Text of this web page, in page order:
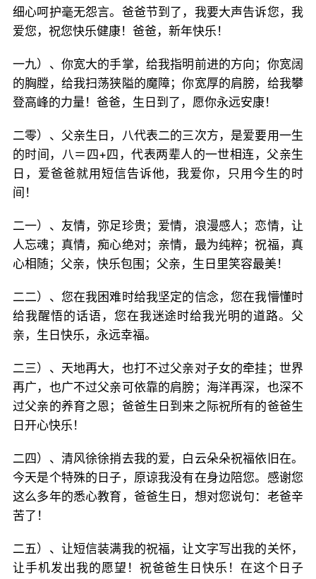
细心呵护毫无怨言。爸爸节到了，我要大声告诉您，我
爱您，祝您快乐健康！爸爸，新年快乐！
一九）、你宽大的手掌，给我指明前进的方向；你宽阔
的胸膛，给我扫荡狭隘的魔障；你宽厚的肩膀，给我攀
登高峰的力量！爸爸，生日到了，愿你永远安康！
二零）、父亲生日，八代表二的三次方，是爱要用一生
的时间，八＝四+四，代表两辈人的一世相连，父亲生
日，爱爸爸就用短信告诉他，我爱你，只用今生的时
间！
二一）、友情，弥足珍贵；爱情，浪漫感人；恋情，让
人忘魂；真情，痴心绝对；亲情，最为纯粹；祝福，真
心相随；父亲，快乐包围；父亲，生日里笑容最美！
二二）、您在我困难时给我坚定的信念，您在我懵懂时
给我醒悟的话语，您在我迷途时给我光明的道路。父
亲，生日快乐，永远幸福。
二三）、天地再大，也打不过父亲对子女的牵挂；世界
再广，也广不过父亲可依靠的肩膀；海洋再深，也深不
过父亲的养育之恩；爸爸生日到来之际祝所有的爸爸生
日开心快乐！
二四）、清风徐徐捎去我的爱，白云朵朵祝福依旧在。
今天是个特殊的日子，原谅我没有在身边陪您。感谢您
这么多年的悉心教育，爸爸生日，想对您说句：老爸辛
苦了！
二五）、让短信装满我的祝福，让文字写出我的关怀，
让手机发出我的愿望！祝爸爸生日快乐！在这个日子